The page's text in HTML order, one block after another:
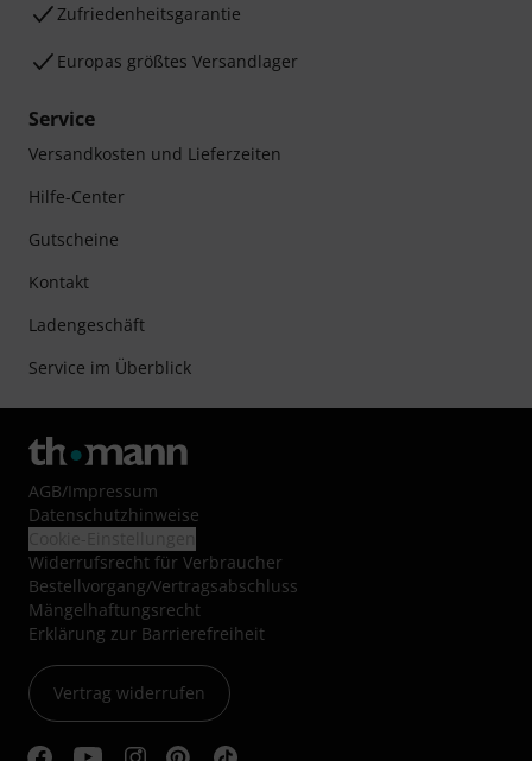
Zufriedenheitsgarantie
Europas größtes Versandlager
Service
Versandkosten und Lieferzeiten
Hilfe-Center
Gutscheine
Kontakt
Ladengeschäft
Service im Überblick
AGB/Impressum
Datenschutzhinweise
Widerrufsrecht für Verbraucher
Bestellvorgang/Vertragsabschluss
Mängelhaftungsrecht
Erklärung zur Barrierefreiheit
Vertrag widerrufen